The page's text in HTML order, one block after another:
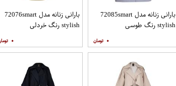
بارانی زنانه مدل 72085smart
stylish رنگ طوسی
۰
بارانی زنانه مدل 72076smart
stylish رنگ خردلی
۰